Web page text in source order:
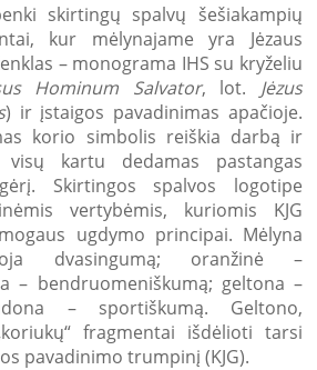
skirtingų spalvų šešiakampių
kur mėlynajame yra Jėzaus
– monograma IHS su kryželiu
Hominum Salvator, lot. Jėzus
) ir įstaigos pavadinimas apačioje.
korio simbolis reiškia darbą ir
visų kartu dedamas pastangas
Skirtingos spalvos logotipe
vertybėmis, kuriomis KJG
ugdymo principai. Mėlyna
dvasingumą; oranžinė –
– bendruomeniškumą; geltona –
– sportiškumą. Geltono,
fragmentai išdėlioti tarsi
pavadinimo trumpinį (KJG).